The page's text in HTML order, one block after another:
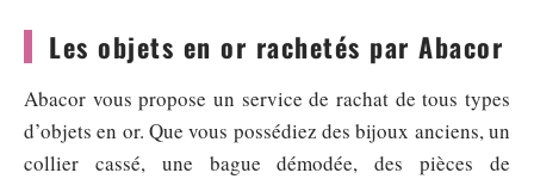
Les objets en or rachetés par Abacor
Abacor vous propose un service de rachat de tous types
d’objets en or. Que vous possédiez des bijoux anciens, un
collier cassé, une bague démodée, des pièces de